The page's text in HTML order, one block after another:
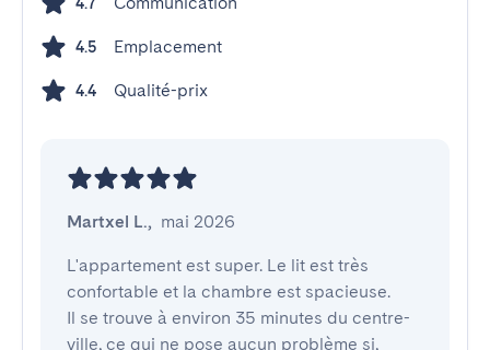
4.5 Emplacement
4.4 Qualité-prix
Martxel L., mai 2026
L'appartement est super. Le lit est très
confortable et la chambre est spacieuse.
Il se trouve à environ 35 minutes du centre-
ville, ce qui ne pose aucun problème si,